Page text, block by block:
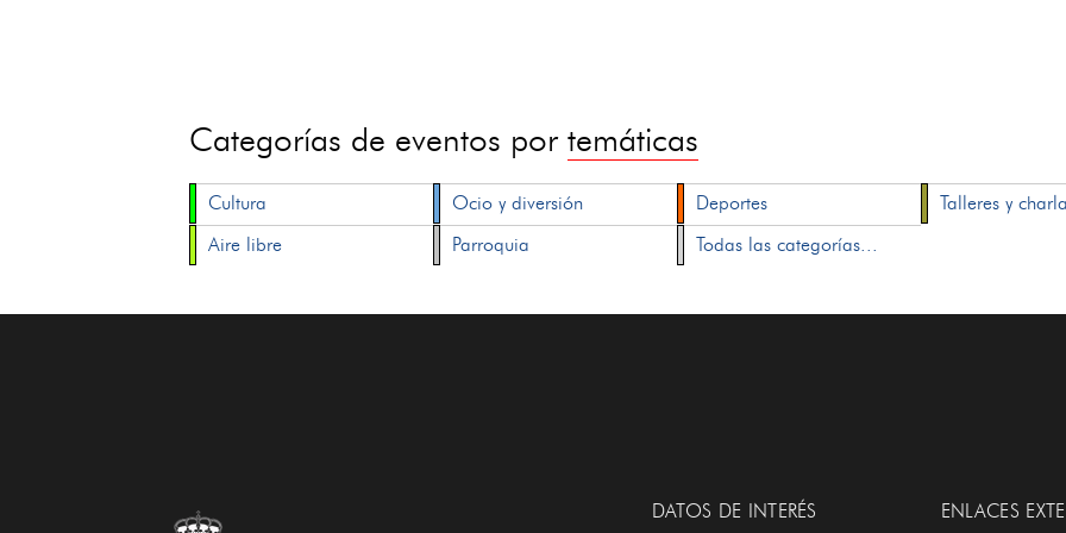
Categorías de eventos portemáticas
Cultura Ocio y diversión Deportes Talleres y
Aire libre
Parroquia Todas las categorías...
DATOS DE INTERÉS ENLACES